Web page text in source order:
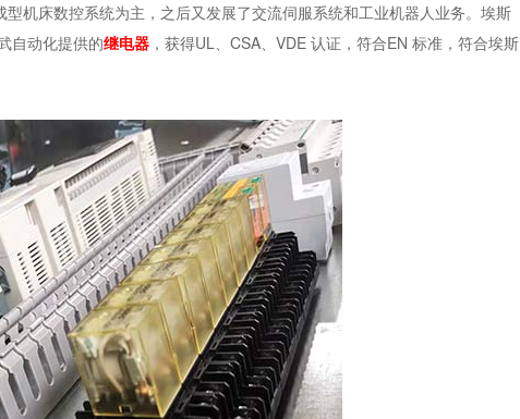
机床数控系统为主，之后又发展了交流伺服系统和工业机器人业务。埃斯
自动化提供的继电器 ，获得UL、CSA、VDE 认证，符合EN 标准，符合埃斯